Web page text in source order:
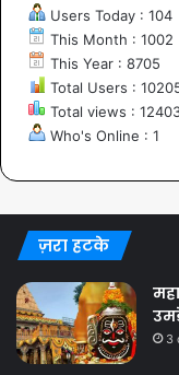
Users Today : 104
This Month : 1002
This Year : 8705
Total Users :
Total views :
Who's Online : 1
ज़रा हटके
3